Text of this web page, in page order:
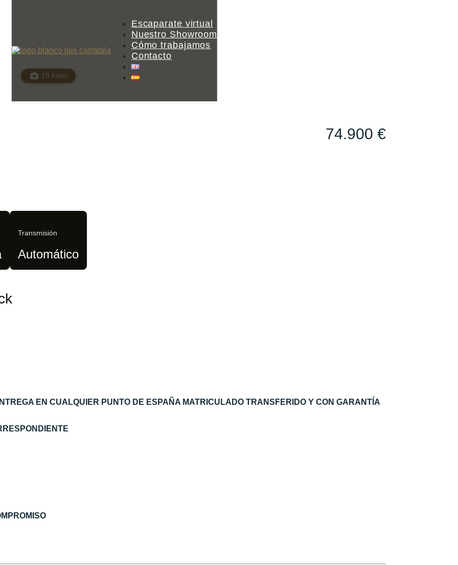
Escaparate virtual
Nuestro Showroom
Cómo trabajamos
Contacto
18 fotos
74.900 €
Transmisión
Automático
EN CUALQUIER PUNTO DE ESPAÑA MATRICULADO TRANSFERIDO Y CON GARANTÍA